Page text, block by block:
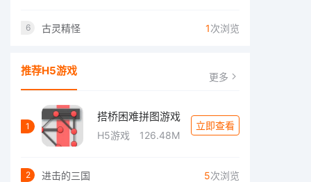
6 古灵精怪 1次浏览
推荐H5游戏 更多
1
搭桥困难拼图游戏
H5游戏 126.48M
立即查看
2 进击的三国 5次浏览